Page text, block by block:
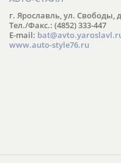
г. Ярославль, ул. Свободы,
Тел./Факс.: (4852) 333-447
E-mail:
www.auto-style76.ru